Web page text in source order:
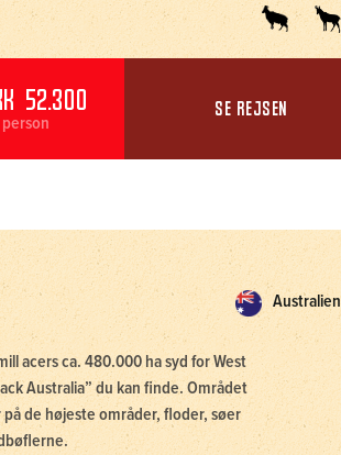
52.300 SE REJSEN
Australien
acers ca. 480.000 ha syd for West
Australia” du kan finde. Området
de højeste områder, floder, søer